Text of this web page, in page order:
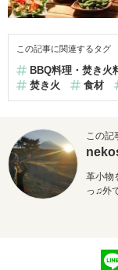
この記事に関連するタグ
BBQ料理・焚き火
焚き火
食材
この記
革小物
っ♫外